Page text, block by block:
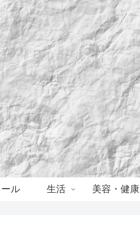
ル 生活 美容・健康